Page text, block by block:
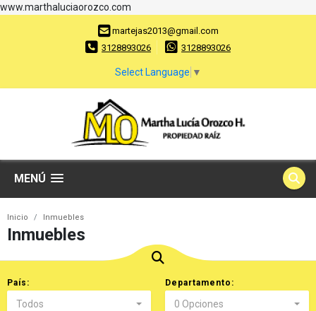
www.marthaluciaorozco.com
martejas2013@gmail.com
3128893026
3128893026
Select Language ▼
MENÚ
Inicio Inmuebles
Inmuebles
País:
Todos
Departamento:
0 Opciones